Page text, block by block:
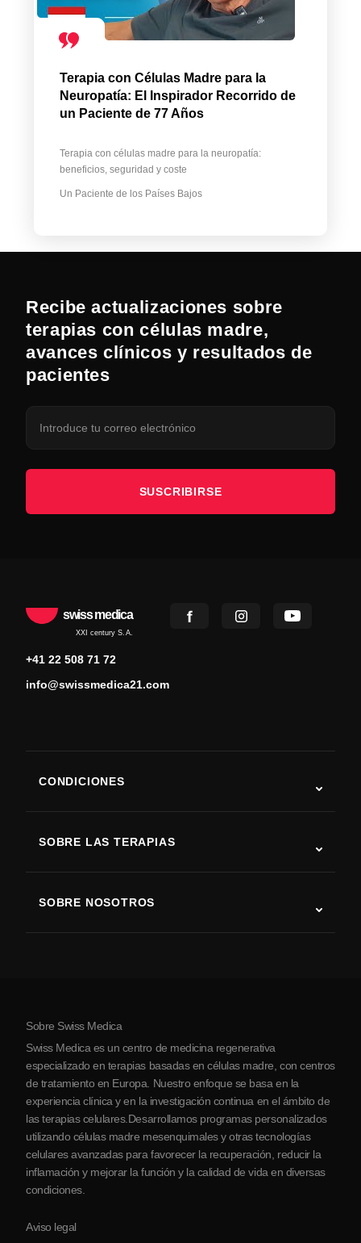
Terapia con Células Madre para la
Neuropatía: El Inspirador Recorrido de
un Paciente de 77 Años
Terapia con células madre para la neuropatía:
beneficios, seguridad y coste
Un Paciente de los Países Bajos
Recibe actualizaciones sobre
terapias con células madre,
avances clínicos y resultados de
pacientes
SUSCRIBIRSE
swiss medica
XXI century S.A.
+41 22 508 71 72
info@swissmedica21.com
CONDICIONES
Enfermedad de Parkinson
Artritis
SOBRE LAS TERAPIAS
SOBRE NOSOTROS
Sobre Serbia
Colaboraciones
Sobre Swiss Medica
Swiss Medica es un centro de medicina regenerativa
especializado en terapias basadas en células madre, con centros
de tratamiento en Europa. Nuestro enfoque se basa en la
experiencia clínica y en la investigación continua en el ámbito de
las terapias celulares.Desarrollamos programas personalizados
utilizando células madre mesenquimales y otras tecnologías
celulares avanzadas para favorecer la recuperación, reducir la
inflamación y mejorar la función y la calidad de vida en diversas
condiciones.
Aviso legal